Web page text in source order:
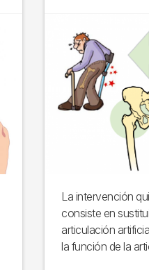
La intervención
consiste en
articulación
la función de la